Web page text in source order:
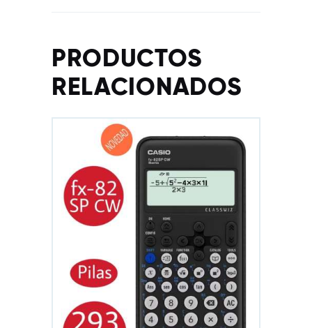
PRODUCTOS
RELACIONADOS